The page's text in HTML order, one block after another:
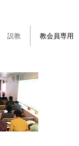
説教 教会員専用